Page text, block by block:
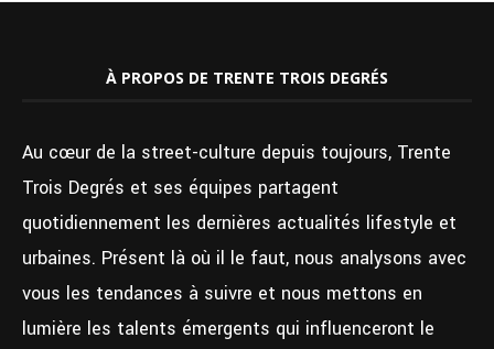
À PROPOS DE TRENTE TROIS DEGRÉS
Au cœur de la street-culture depuis toujours, Trente
Trois Degrés et ses équipes partagent
quotidiennement les dernières actualités lifestyle et
urbaines. Présent là où il le faut, nous analysons avec
vous les tendances à suivre et nous mettons en
lumière les talents émergents qui influenceront le